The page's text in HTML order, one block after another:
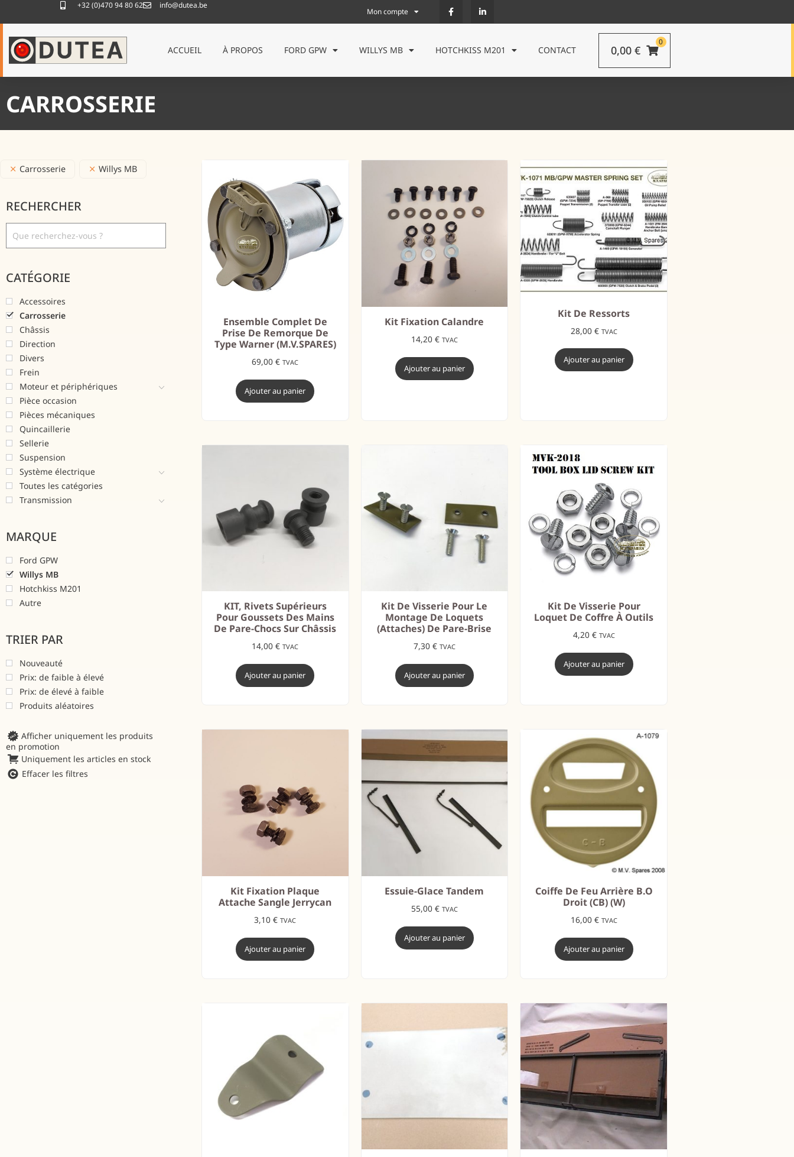
+32 (0)470 94 80 62 info@dutea.be
Mon compte
ACCUEIL À PROPOS FORD GPW WILLYS MB HOTCHKISS M201 CONTACT
0
0,00 €
CARROSSERIE
Carrosserie Willys MB
RECHERCHER
CATÉGORIE
Accessoires
Carrosserie
Châssis
Direction
Divers
Frein
Moteur et périphériques
Pièce occasion
Pièces mécaniques
Quincaillerie
Sellerie
Suspension
Système électrique
Toutes les catégories
Transmission
MARQUE
Ford GPW
Willys MB
Hotchkiss M201
Autre
TRIER PAR
Nouveauté
Prix: de faible à élevé
Prix: de élevé à faible
Produits aléatoires
Afficher uniquement les produits
en promotion
Uniquement les articles en stock
Effacer les filtres
Ensemble Complet De
Prise De Remorque De
Type Warner (M.V.SPARES)
69,00€ TVAC
Ajouter au panier
Kit Fixation Calandre
14,20 € TVAC
Ajouter au panier
Kit De Ressorts
28,00 € TVAC
Ajouter au panier
KIT, Rivets Supérieurs
Pour Goussets Des Mains
De Pare-Chocs Sur Châssis
14,00€ TVAC
Ajouter au panier
Kit De Visserie Pour Le
Montage De Loquets
(attaches) De Pare-Brise
7,30 € TVAC
Ajouter au panier
Kit De Visserie Pour
Loquet De Coffre À Outils
4,20 € TVAC
Ajouter au panier
Kit Fixation Plaque
Attache Sangle Jerrycan
3,10€ TVAC
Ajouter au panier
Essuie-Glace Tandem
55,00 € TVAC
Ajouter au panier
Coiffe De Feu Arrière B.O
Droit (CB) (W)
16,00 € TVAC
Ajouter au panier